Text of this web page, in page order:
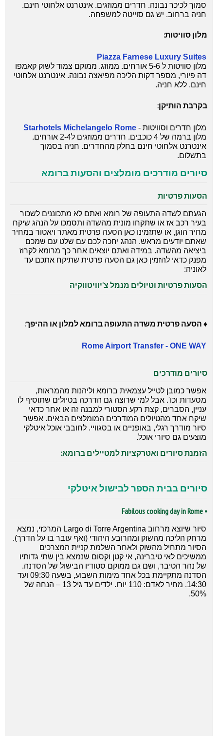
סמוך לכיכר נבונה. חדרים ממוזגים. אינטרנט אלחוטי חינם.
חניה ברחוב. יש גם סוייטה למשפחה.
מלון סוויטות:
Piazza Farnese Luxury Suites
מלון סוויטות ל 5-6 אורחים. ממוזג. ממוקם צמוד לשוק קאמפו
דה פיורי, מספר דקות הליכה מפיאצה נבונה. אינטרנט אלחוטי
חינם. ללא חניה.
בקרבת הותיקן:
מלון חדרים וסוויטות - Starhotels Michelangelo Rome
מלון ברמה של 4 כוכבים. חדרים ממוזגים ל2-4 אורחים.
אינטרנט אלחוטי חינם בחלק מהחדרים. חניה בסמוך
בתשלום.
סיורים מודרכים מומלצים והסעות ברומא
הסעות פרטיות
הגעתם לשדה התעופה של רומא ואתם לא מתכוננים לשכור
בעיר רכב אז או שתקחו מונית מהשדה ותסמכו על הנהג שיקח
מחיר הוגן, או שתזמינו כאן הסעה פרטית מאתר ויאטור במחיר
שאתם יודעים מראש. הנהג יחכה לכם עם שלט עם שמכם
ביציאה מהשדה. במידה ואתם יוצאים אחר כך מרומא לקרוז
מפנק כדאי להזמין כאן גם הסעה פרטית שתיקח אתכם עד
לאוניה:
הסעות פרטיות וטיולים מנמל צ'יוויטווקיה
♦ הסעה פרטית משדה התעופה ברומא למלון או ההיפך:
Rome Airport Transfer - ONE WAY
סיורים מודרכים
אפשר כמובן לטייל עצמאית ברומא וליהנות מהמראות,
מסעדות וכו'. אבל למי שרוצה גם הדרכה בטיולים שתוסיף לו
עניין, הסברים, קצת רקע הסטורי למבנה זה או אחר כדאי
שיקח אחד מהטיולים המודרכים המומלצים הבאים. אפשר
סיור מודרך רגלי, באופניים או בסגוויי. לחובבי אוכל איטלקי
מוצעים גם סיורי אוכל.
הזמנת סיורים ואטרקציות למטיילים ברומא:
סיורים בבית הספר לבישול איטלקי
• Fabilous cooking day in Rome
סיור שיוצא מרחוב Largo di Torre Argentina המרכזי, נמצא
מרחק הליכה מהשוק ומהרובע היהודי (ואף עובר בו על הדרך).
הסיור מתחיל מהשוק ולאחר השלמת קניית המצרכים
ממשיכים לאי טיברינה, אי קטן וקסום שנמצא בין שתי גדותיו
של נהר הטיבר, ושם גם ממוקם סטודיו הבישול של הסדנה.
הסדנה מתקיימת בכל אחד מימות השבוע, בשעה 09:30 ועד
14:30. מחיר לאדם: 110 יורו. ילדים עד גיל 13 – הנחה של
50%.